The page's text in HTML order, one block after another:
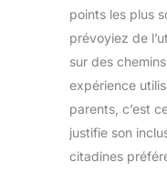
points les plus
prévoyiez de
sur des
expérience
parents, c’est
justifie son
citadines